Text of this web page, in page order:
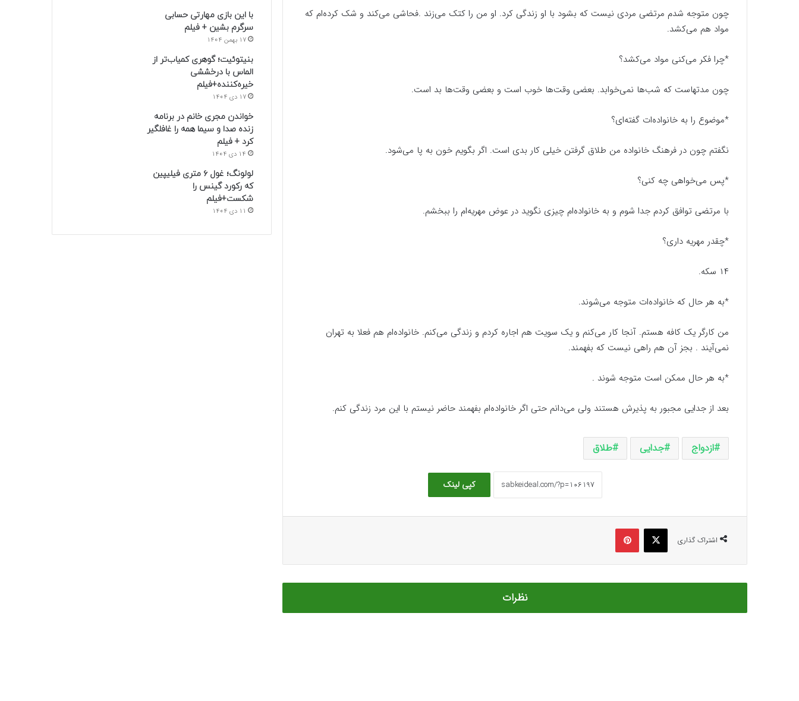
چون متوجه شدم مرتضی مردی نیست که بشود با او زندگی کرد. او من را کتک می‌زند .فحاشی می‌کند و شک کرده‌ام که
مواد هم می‌کشد.
*چرا فکر می‌کنی مواد می‌کشد؟
چون مدتهاست که شب‌ها نمی‌خوابد. بعضی وقت‌ها خوب است و بعضی وقت‌ها بد است.
*موضوع را به خانواده‌ات گفته‌ای؟
نگفتم چون در فرهنگ خانواده من طلاق گرفتن خیلی کار بدی است. اگر بگویم خون به پا می‌شود.
*پس می‌خواهی چه کنی؟
با مرتضی توافق کردم جدا شوم و به خانواده‌ام چیزی نگوید در عوض مهریه‌ام را ببخشم.
*چقدر مهریه داری؟
۱۴ سکه.
*به هر حال که خانواده‌ات متوجه می‌شوند.
من کارگر یک کافه هستم. آنجا کار می‌کنم و یک سویت هم اجاره کردم و زندگی می‌کنم. خانواده‌ام هم فعلا به تهران
نمی‌آیند . بجز آن هم راهی نیست که بفهمند.
*به هر حال ممکن است متوجه شوند .
بعد از جدایی مجبور به پذیرش هستند ولی می‌دانم حتی اگر خانواده‌ام بفهمند حاضر نیستم با این مرد زندگی کنم.
ازدواج جدایی طلاق
کپی لینک
اشتراک گذاری
ایکس پینتریست
نظرات
با این بازی مهارتی حسابی
سرگرم بشین + فیلم
17 بهمن 1404
بنیتوئیت؛ گوهری کمیاب‌تر از
الماس با درخششی
خیره‌کننده+فیلم
17 دی 1404
خواندن مجری خانم در برنامه
زنده صدا و سیما همه را غافلگیر
کرد + فیلم
14 دی 1404
لولونگ؛ غول ۶ متری فیلیپین
که رکورد گینس را
شکست+فیلم
11 دی 1404